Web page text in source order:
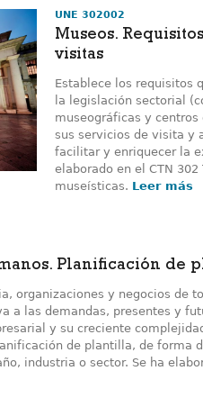
UNE 302002
Museos.
visitas
Establece los requisitos
la legislación sectorial
museográficas y
sus servicios de visita y
facilitar y enriquecer la
elaborado en el CTN
museísticas. Leer más
Planificación de
organizaciones y negocios de
a las demandas, presentes y
y su creciente
de plantilla, de forma
industria o sector. Se ha